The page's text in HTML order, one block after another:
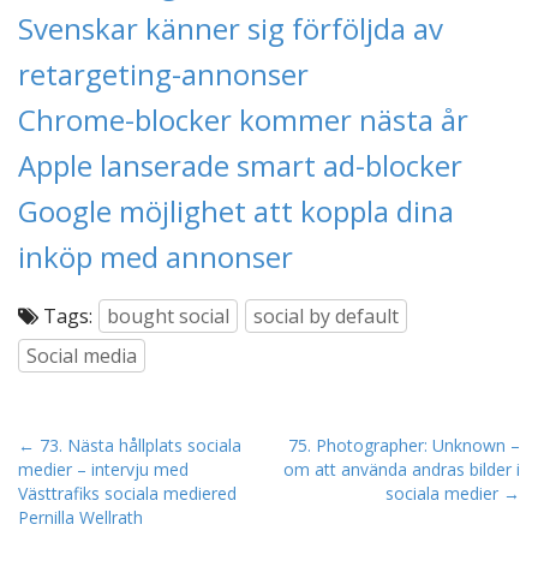
Svenskar känner sig förföljda av
retargeting-annonser
Chrome-blocker kommer nästa år
Apple lanserade smart ad-blocker
Google möjlighet att koppla dina
inköp med annonser
Tags: bought social
social by default
Social media
P
o
s
← 73. Nästa hållplats sociala
medier – intervju med
Västtrafiks sociala mediered
Pernilla Wellrath
75. Photographer: Unknown –
om att använda andras bilder i
sociala medier →